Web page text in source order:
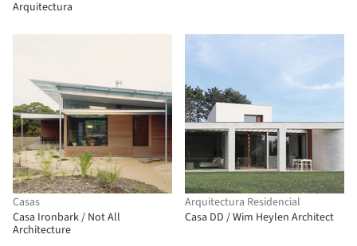
Arquitectura
Casas
Casa Ironbark / Not All
Architecture
Arquitectura Residencial
Casa DD / Wim Heylen Architect